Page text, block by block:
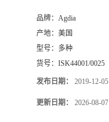
品牌： Agdia
产地： 美国
型号： 多种
货号： ISK44001/0025
发布日期： 2019-12-05
更新日期： 2026-08-07